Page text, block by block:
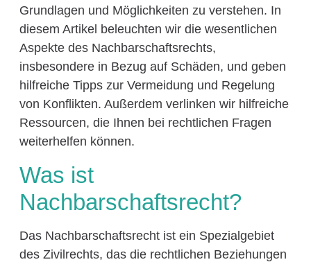
Grundlagen und Möglichkeiten zu verstehen. In
diesem Artikel beleuchten wir die wesentlichen
Aspekte des Nachbarschaftsrechts,
insbesondere in Bezug auf Schäden, und geben
hilfreiche Tipps zur Vermeidung und Regelung
von Konflikten. Außerdem verlinken wir hilfreiche
Ressourcen, die Ihnen bei rechtlichen Fragen
weiterhelfen können.
Was ist
Nachbarschaftsrecht?
Das Nachbarschaftsrecht ist ein Spezialgebiet
des Zivilrechts, das die rechtlichen Beziehungen